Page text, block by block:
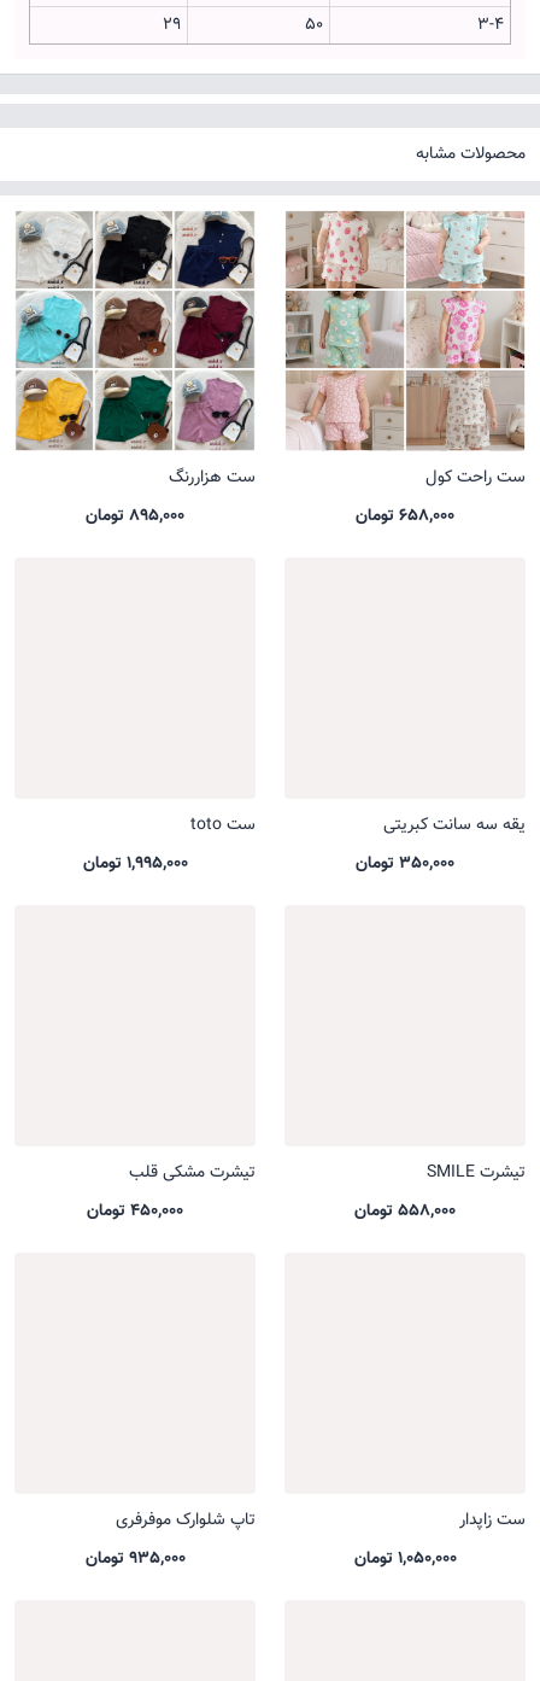
۳-۴
۵۰ ۲۹
محصولات مشابه
ست راحت کول
658,000 تومان
ست هزاررنگ
895,000 تومان
یقه سه سانت کبریتی
350,000 تومان
ست toto
1,995,000 تومان
تیشرت SMILE
558,000 تومان
تیشرت مشکی قلب
450,000 تومان
ست زاپدار
1,050,000 تومان
تاپ شلوارک موفرفری
935,000 تومان